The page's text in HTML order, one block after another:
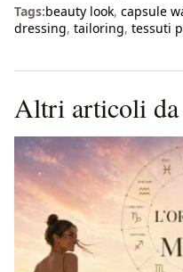
Tags:beauty look, capsule
dressing, tailoring, tessuti
Altri articoli da